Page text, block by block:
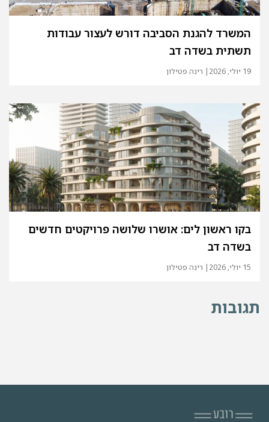
המשרד להגנת הסביבה דורש לעצור עבודות
תשתית בשדה דב
| רינה פטילון
בקו ראשון לים: אושרו שלושה פרויקטים חדשים
בשדה דב
| רינה פטילון